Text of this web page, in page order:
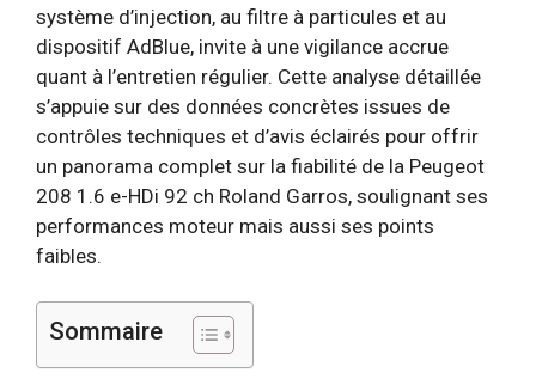
système d’injection, au filtre à particules et au
dispositif AdBlue, invite à une vigilance accrue
quant à l’entretien régulier. Cette analyse détaillée
s’appuie sur des données concrètes issues de
contrôles techniques et d’avis éclairés pour offrir
un panorama complet sur la fiabilité de la Peugeot
208 1.6 e-HDi 92 ch Roland Garros, soulignant ses
performances moteur mais aussi ses points
faibles.
Sommaire